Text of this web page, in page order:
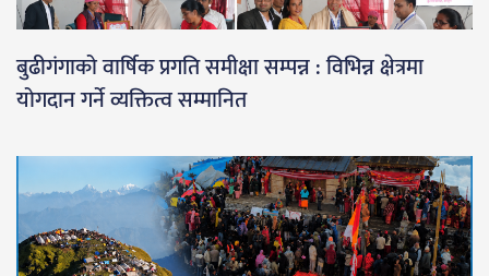
बुढीगंगाको वार्षिक प्रगति समीक्षा सम्पन्न : विभिन्न क्षेत्रमा
योगदान गर्ने व्यक्तित्व सम्मानित